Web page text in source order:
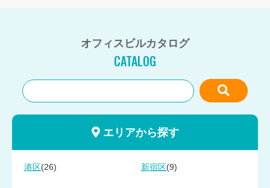
オフィスビルカタログ
CATALOG
エリアから探す
港区 (26) 新宿区 (9)